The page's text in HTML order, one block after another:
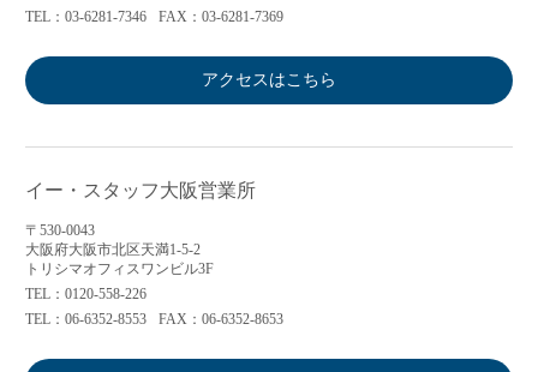
TEL：03-6281-7346
FAX：03-6281-7369
アクセスはこちら
イー・スタッフ大阪営業所
〒530-0043
大阪府大阪市北区天満1-5-2
トリシマオフィスワンビル3F
TEL：0120-558-226
TEL：06-6352-8553
FAX：06-6352-8653